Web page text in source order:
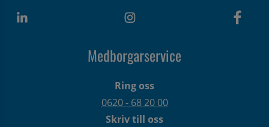
Medborgarservice
Ring oss
0620 - 68 20 00
Skriv till oss